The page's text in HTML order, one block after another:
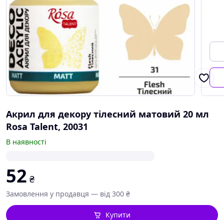
Акрил для декору тілесний матовий 20 мл
Rosa Talent, 20031
В наявності
52 ₴
Замовлення у продавця — від 300 ₴
Купити